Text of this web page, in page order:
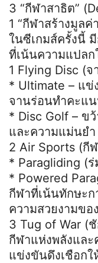
3 “กีฬาสาธิต”
1 “กีฬาสร้างมูล
ในซีเกมส์ครั้งนี้
ที่เน้นความแปล
1 Flying Disc (จ
* Ultimate – แ
จานร่อนทำคะแ
* Disc Golf – ข
และความแม่นยำ
2 Air Sports (กี
* Paragliding (ร่
* Powered
กีฬาที่เน้นทักษะ
ความสวยงามขอ
3 Tug of War (ชั
กีฬาแห่งพลังแล
แข่งขันดึงเชือก